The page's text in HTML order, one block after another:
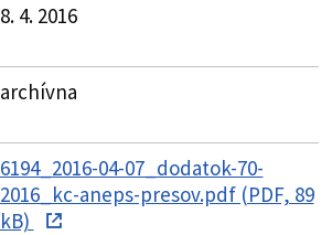
8. 4. 2016
archívna
6194_2016-04-07_dodatok-70-
2016_kc-aneps-presov.pdf (PDF, 89
kB)